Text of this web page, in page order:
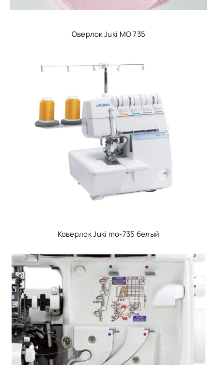
Оверлок Juki МО 735
Коверлок Juki mo-735 белый